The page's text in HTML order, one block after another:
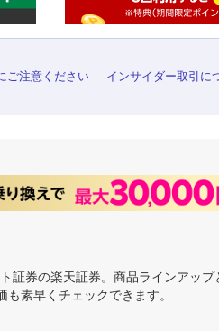
ご注意ください インサイダー取引に
券の楽天証券。商品ラインアッ
素早くチェックできます。